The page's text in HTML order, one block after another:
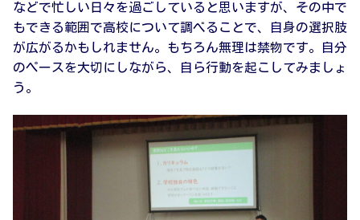
などで忙しい日々を過ごしていると思いますが、その中で
もできる範囲で高校について調べることで、自身の選択肢
が広がるかもしれません。もちろん無理は禁物です。自分
のペースを大切にしながら、自ら行動を起こしてみましょ
う。